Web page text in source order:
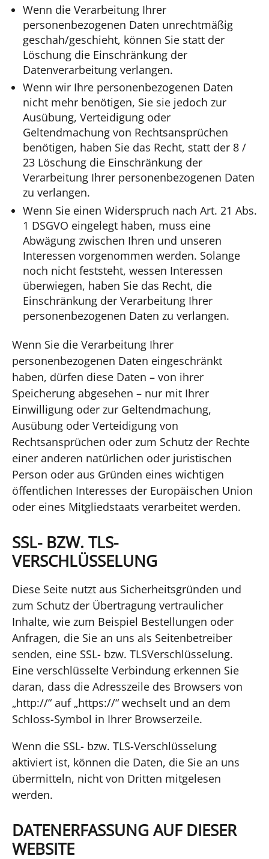
Wenn die Verarbeitung Ihrer
personenbezogenen Daten unrechtmäßig
geschah/geschieht, können Sie statt der
Löschung die Einschränkung der
Datenverarbeitung verlangen.
Wenn wir Ihre personenbezogenen Daten
nicht mehr benötigen, Sie sie jedoch zur
Ausübung, Verteidigung oder
Geltendmachung von Rechtsansprüchen
benötigen, haben Sie das Recht, statt der 8 /
23 Löschung die Einschränkung der
Verarbeitung Ihrer personenbezogenen Daten
zu verlangen.
Wenn Sie einen Widerspruch nach Art. 21 Abs.
1 DSGVO eingelegt haben, muss eine
Abwägung zwischen Ihren und unseren
Interessen vorgenommen werden. Solange
noch nicht feststeht, wessen Interessen
überwiegen, haben Sie das Recht, die
Einschränkung der Verarbeitung Ihrer
personenbezogenen Daten zu verlangen.
Wenn Sie die Verarbeitung Ihrer
personenbezogenen Daten eingeschränkt
haben, dürfen diese Daten – von ihrer
Speicherung abgesehen – nur mit Ihrer
Einwilligung oder zur Geltendmachung,
Ausübung oder Verteidigung von
Rechtsansprüchen oder zum Schutz der Rechte
einer anderen natürlichen oder juristischen
Person oder aus Gründen eines wichtigen
öffentlichen Interesses der Europäischen Union
oder eines Mitgliedstaats verarbeitet werden.
SSL- BZW. TLS-
VERSCHLÜSSELUNG
Diese Seite nutzt aus Sicherheitsgründen und
zum Schutz der Übertragung vertraulicher
Inhalte, wie zum Beispiel Bestellungen oder
Anfragen, die Sie an uns als Seitenbetreiber
senden, eine SSL- bzw. TLSVerschlüsselung.
Eine verschlüsselte Verbindung erkennen Sie
daran, dass die Adresszeile des Browsers von
„http://“ auf „https://“ wechselt und an dem
Schloss-Symbol in Ihrer Browserzeile.
Wenn die SSL- bzw. TLS-Verschlüsselung
aktiviert ist, können die Daten, die Sie an uns
übermitteln, nicht von Dritten mitgelesen
werden.
DATENERFASSUNG AUF DIESER
WEBSITE